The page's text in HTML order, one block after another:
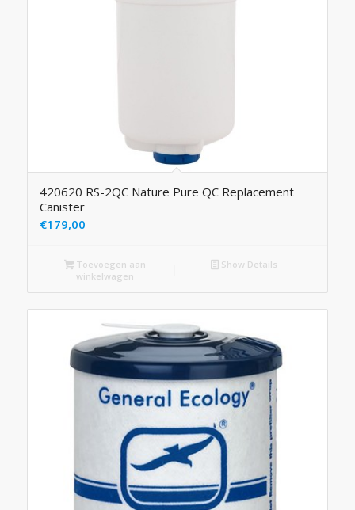
420620 RS-2QC Nature Pure QC Replacement
Canister
€179,00
Toevoegen aan
winkelwagen
Show Details